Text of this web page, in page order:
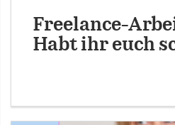
Freelance-
Habt ihr euch